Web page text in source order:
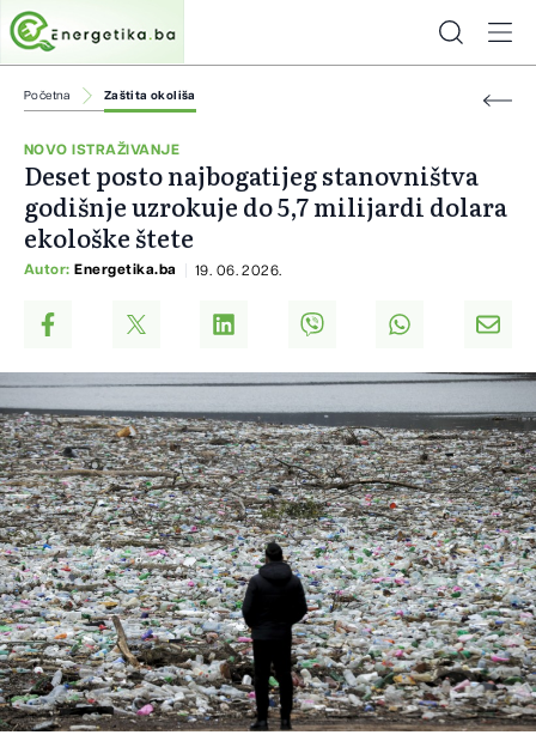
Početna Zaštita okoliša
NOVO ISTRAŽIVANJE
Deset posto najbogatijeg stanovništva
godišnje uzrokuje do 5,7 milijardi dolara
ekološke štete
Autor: Energetika.ba 19. 06. 2026.